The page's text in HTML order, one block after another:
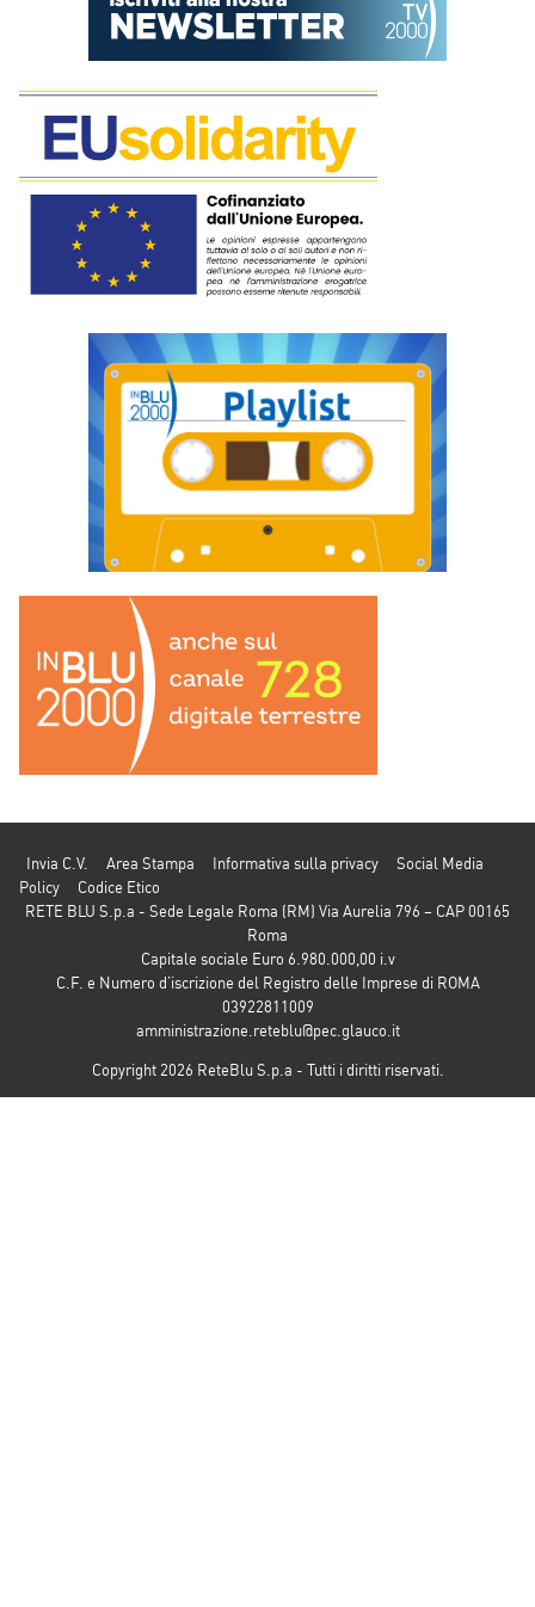
Invia C.V. Area Stampa Informativa sulla privacy
Social Media
Policy
Codice Etico
RETE BLU S.p.a - Sede Legale Roma (RM) Via Aurelia 796 – CAP 00165
Roma
Capitale sociale Euro 6.980.000,00 i.v
C.F. e Numero d’iscrizione del Registro delle Imprese di ROMA
03922811009
amministrazione.reteblu@pec.glauco.it
Copyright 2026 ReteBlu S.p.a - Tutti i diritti riservati.